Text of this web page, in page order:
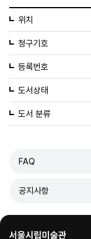
위치
청구기호
등록번호
도서상태
도서 분류
FAQ
공지사항